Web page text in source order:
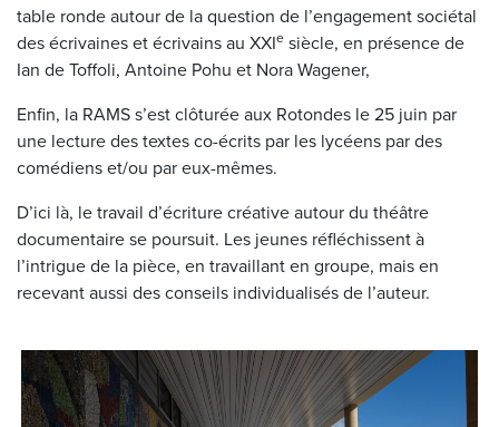
table ronde autour de la question de l’engagement sociétal
des écrivaines et écrivains au XXIe siècle, en présence de
Ian de Toffoli, Antoine Pohu et Nora Wagener,
Enfin, la RAMS s’est clôturée aux Rotondes le 25 juin par
une lecture des textes co-écrits par les lycéens par des
comédiens et/ou par eux-mêmes.
D’ici là, le travail d’écriture créative autour du théâtre
documentaire se poursuit. Les jeunes réfléchissent à
l’intrigue de la pièce, en travaillant en groupe, mais en
recevant aussi des conseils individualisés de l’auteur.